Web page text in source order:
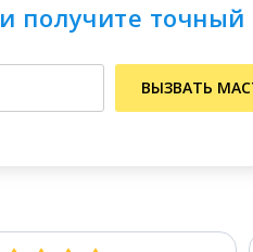
получите точный
ВЫЗВАТЬ